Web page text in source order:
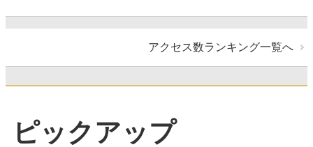
アクセス数ランキング一覧へ
ピックアップ